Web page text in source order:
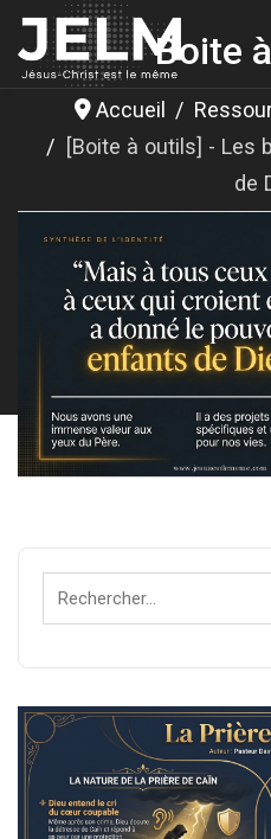
Boite
Accueil
[Boite à outils] - Les
de